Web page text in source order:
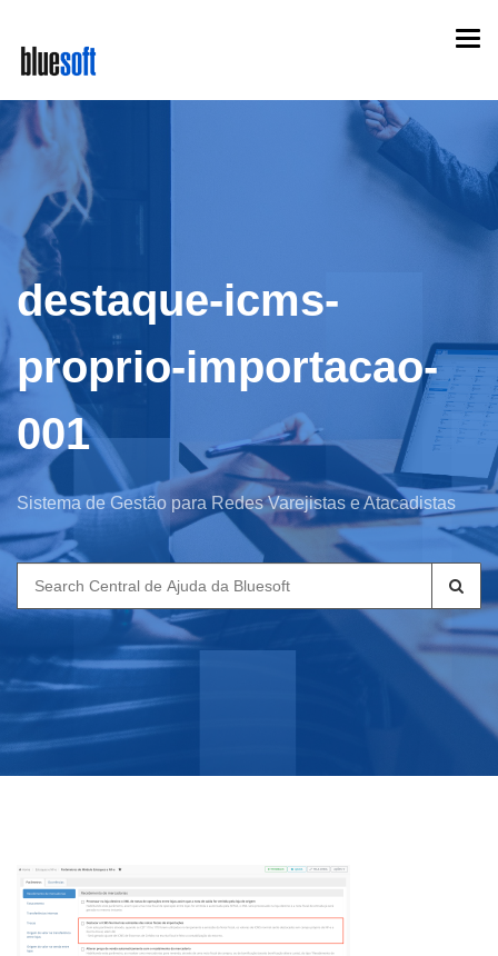
main
content
destaque-icms-
proprio-importacao-
001
Sistema de Gestão para Redes Varejistas e Atacadistas
Search
for: